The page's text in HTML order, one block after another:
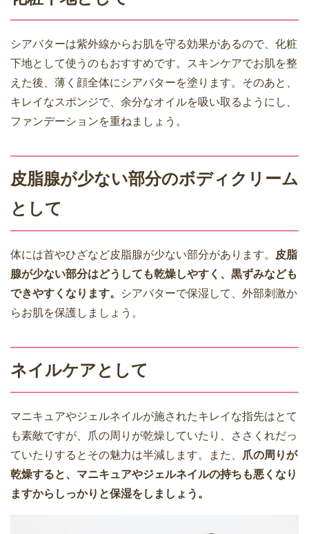
シアバターは紫外線からお肌を守る効果があるので、化粧
下地として使うのもおすすめです。スキンケアでお肌を整
えた後、薄く顔全体にシアバターを塗ります。そのあと、
キレイなスポンジで、余分なオイルを吸い取るようにし、
ファンデーションを重ねましょう。
皮脂腺が少ない部分のボディクリーム
として
体には首やひざなど皮脂腺が少ない部分があります。
皮脂
腺が少ない部分はどうしても乾燥しやすく、黒ずみなども
できやすくなります。
シアバターで保湿して、外部刺激か
らお肌を保護しましょう。
ネイルケアとして
マニキュアやジェルネイルが施されたキレイな指先はとて
も素敵ですが、爪の周りが乾燥していたり、ささくれだっ
ていたりするとその魅力は半減します。また、
爪の周りが
乾燥すると、マニキュアやジェルネイルの持ちも悪くなり
ますからしっかりと保湿をしましょう。